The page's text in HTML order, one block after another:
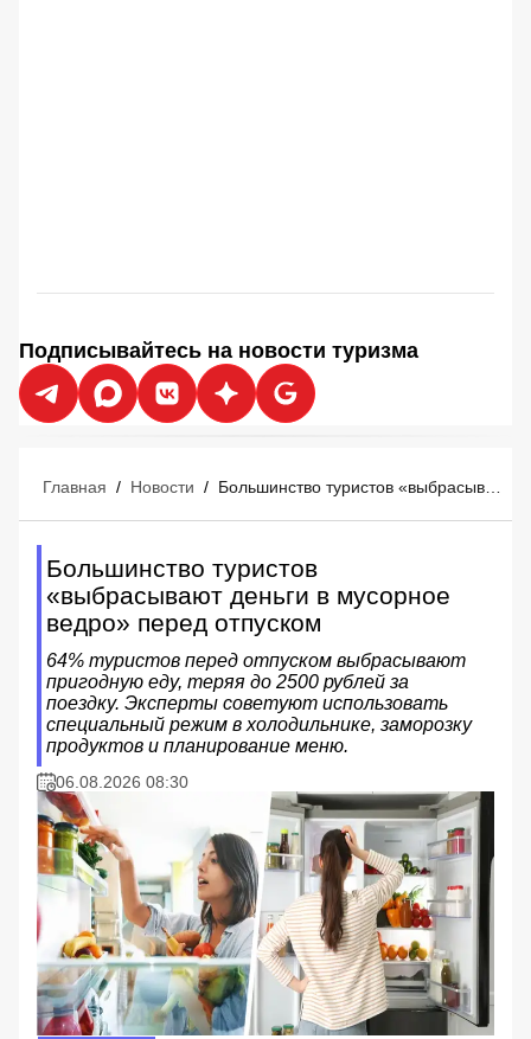
Подписывайтесь на новости туризма
Главная / Новости /
Большинство туристов
«выбрасывают деньги в мусорное
ведро» перед отпуском
64% туристов перед отпуском выбрасывают
пригодную еду, теряя до 2500 рублей за
поездку. Эксперты советуют использовать
специальный режим в холодильнике, заморозку
продуктов и планирование меню.
06.08.2026 08:30